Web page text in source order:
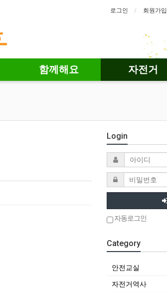
로그인 회원가입
함께해요 자전거
Login
자동로그인
Category
안전교실
자전거역사